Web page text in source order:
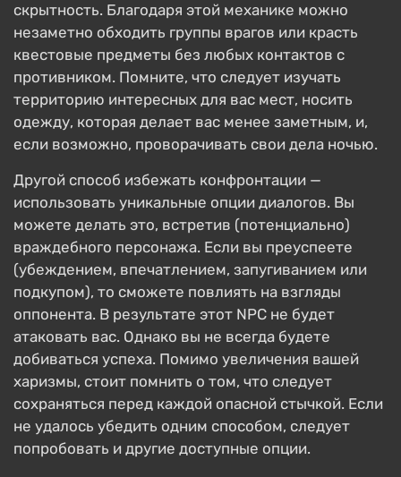
скрытность. Благодаря этой механике можно
незаметно обходить группы врагов или красть
квестовые предметы без любых контактов с
противником. Помните, что следует изучать
территорию интересных для вас мест, носить
одежду, которая делает вас менее заметным, и,
если возможно, проворачивать свои дела ночью.
Другой способ избежать конфронтации —
использовать уникальные опции диалогов. Вы
можете делать это, встретив (потенциально)
враждебного персонажа. Если вы преуспеете
(убеждением, впечатлением, запугиванием или
подкупом), то сможете повлиять на взгляды
оппонента. В результате этот NPC не будет
атаковать вас. Однако вы не всегда будете
добиваться успеха. Помимо увеличения вашей
харизмы, стоит помнить о том, что следует
сохраняться перед каждой опасной стычкой. Если
не удалось убедить одним способом, следует
попробовать и другие доступные опции.